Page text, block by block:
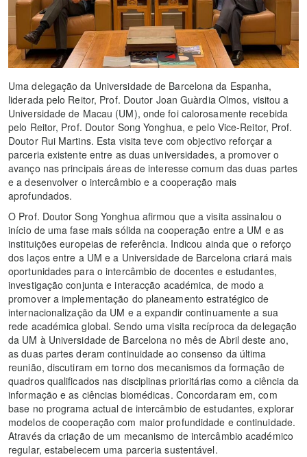
Uma delegação da Universidade de Barcelona da Espanha,
liderada pelo Reitor, Prof. Doutor Joan Guàrdia Olmos, visitou a
Universidade de Macau (UM), onde foi calorosamente recebida
pelo Reitor, Prof. Doutor Song Yonghua, e pelo Vice-Reitor, Prof.
Doutor Rui Martins. Esta visita teve com objectivo reforçar a
parceria existente entre as duas universidades, a promover o
avanço nas principais áreas de interesse comum das duas partes
e a desenvolver o intercâmbio e a cooperação mais
aprofundados.
O Prof. Doutor Song Yonghua afirmou que a visita assinalou o
início de uma fase mais sólida na cooperação entre a UM e as
instituições europeias de referência. Indicou ainda que o reforço
dos laços entre a UM e a Universidade de Barcelona criará mais
oportunidades para o intercâmbio de docentes e estudantes,
investigação conjunta e interacção académica, de modo a
promover a implementação do planeamento estratégico de
internacionalização da UM e a expandir continuamente a sua
rede académica global. Sendo uma visita recíproca da delegação
da UM à Universidade de Barcelona no mês de Abril deste ano,
as duas partes deram continuidade ao consenso da última
reunião, discutiram em torno dos mecanismos da formação de
quadros qualificados nas disciplinas prioritárias como a ciência da
informação e as ciências biomédicas. Concordaram em, com
base no programa actual de intercâmbio de estudantes, explorar
modelos de cooperação com maior profundidade e continuidade.
Através da criação de um mecanismo de intercâmbio académico
regular, estabelecem uma parceria sustentável.